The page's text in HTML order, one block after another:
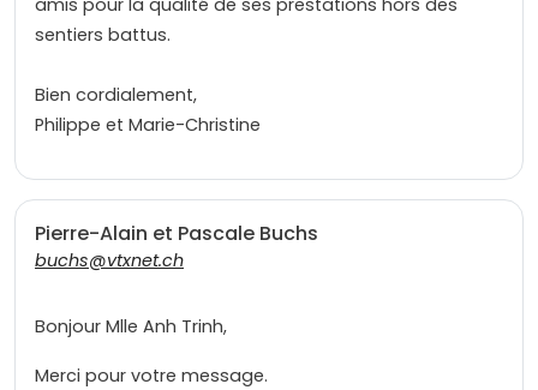
amis pour la qualité de ses prestations hors des
sentiers battus.
Bien cordialement,
Philippe et Marie-Christine
Pierre-Alain et Pascale Buchs
buchs@vtxnet.ch
Bonjour Mlle Anh Trinh,
Merci pour votre message.